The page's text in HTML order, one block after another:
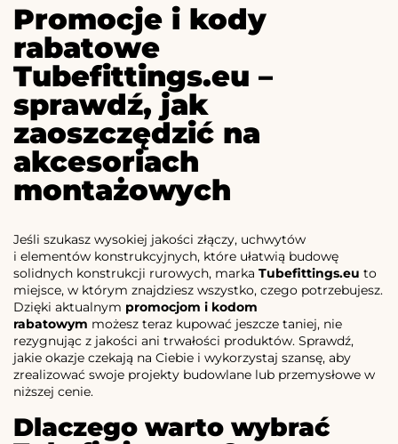
Promocje i kody
rabatowe
Tubefittings.eu –
sprawdź, jak
zaoszczędzić na
akcesoriach
montażowych
Jeśli szukasz wysokiej jakości złączy, uchwytów
i elementów konstrukcyjnych, które ułatwią budowę
solidnych konstrukcji rurowych, marka Tubefittings.eu to
miejsce, w którym znajdziesz wszystko, czego potrzebujesz.
Dzięki aktualnym promocjom i kodom
rabatowym możesz teraz kupować jeszcze taniej, nie
rezygnując z jakości ani trwałości produktów. Sprawdź,
jakie okazje czekają na Ciebie i wykorzystaj szansę, aby
zrealizować swoje projekty budowlane lub przemysłowe w
niższej cenie.
Dlaczego warto wybrać